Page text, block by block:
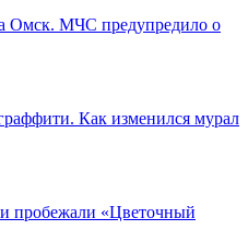
Омск. МЧС предупредило о
Как изменился мурал
пробежали «Цветочный